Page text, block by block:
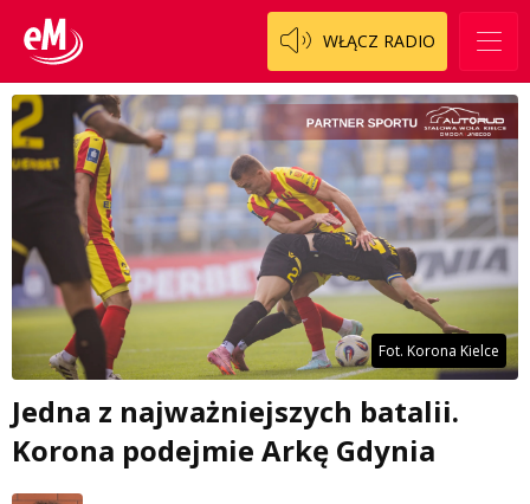
WŁĄCZ RADIO
Fot. Korona Kielce
Jedna z najważniejszych batalii.
Korona podejmie Arkę Gdynia